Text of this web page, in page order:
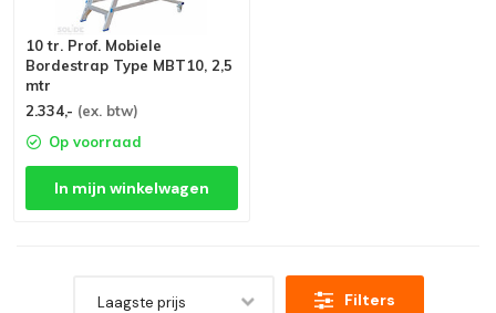
10 tr. Prof. Mobiele
Bordestrap Type MBT10, 2,5
mtr
2.334,- (ex. btw)
Op voorraad
In mijn winkelwagen
Laagste prijs Filters